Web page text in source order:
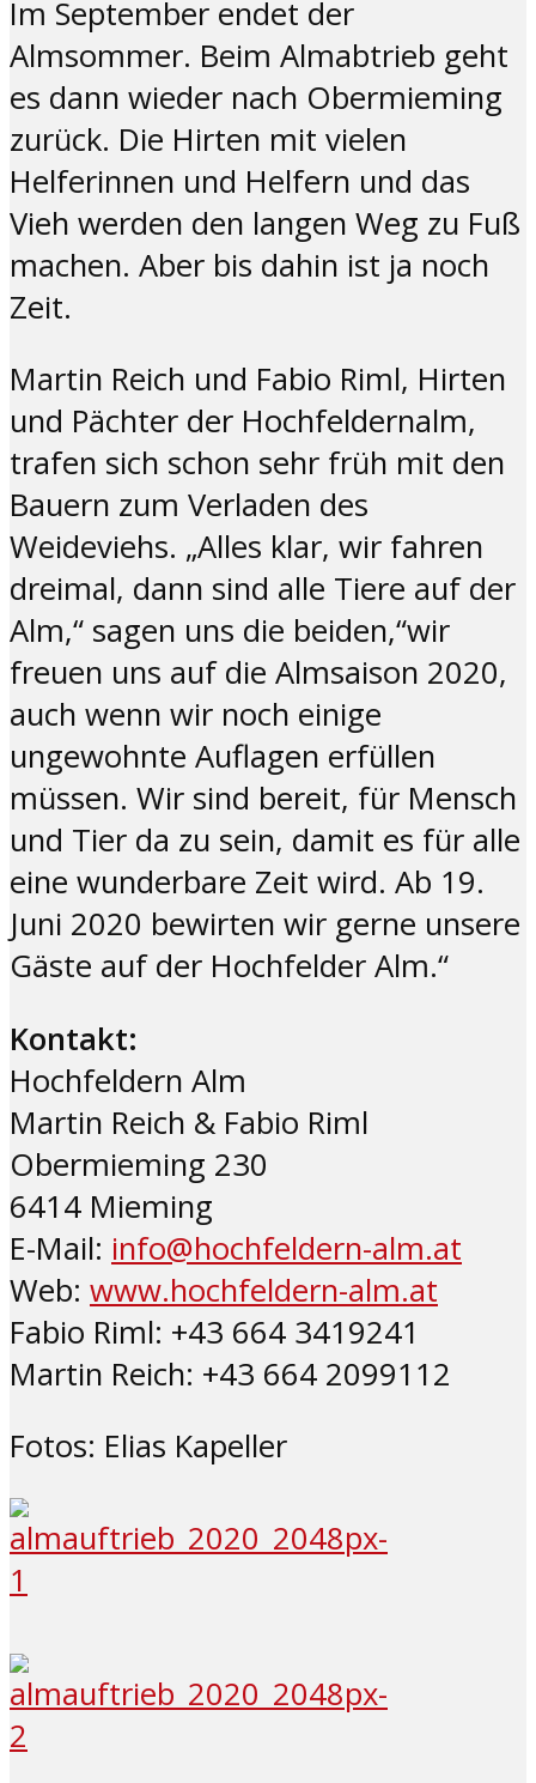
Im September endet der
Almsommer. Beim Almabtrieb geht
es dann wieder nach Obermieming
zurück. Die Hirten mit vielen
Helferinnen und Helfern und das
Vieh werden den langen Weg zu Fuß
machen. Aber bis dahin ist ja noch
Zeit.
Martin Reich und Fabio Riml, Hirten
und Pächter der Hochfeldernalm,
trafen sich schon sehr früh mit den
Bauern zum Verladen des
Weideviehs. „Alles klar, wir fahren
dreimal, dann sind alle Tiere auf der
Alm,“ sagen uns die beiden,“wir
freuen uns auf die Almsaison 2020,
auch wenn wir noch einige
ungewohnte Auflagen erfüllen
müssen. Wir sind bereit, für Mensch
und Tier da zu sein, damit es für alle
eine wunderbare Zeit wird. Ab 19.
Juni 2020 bewirten wir gerne unsere
Gäste auf der Hochfelder Alm.“
Kontakt:
Hochfeldern Alm
Martin Reich & Fabio Riml
Obermieming 230
6414 Mieming
E-Mail: info@hochfeldern-alm.at
Web: www.hochfeldern-alm.at
Fabio Riml: +43 664 3419241
Martin Reich: +43 664 2099112
Fotos: Elias Kapeller